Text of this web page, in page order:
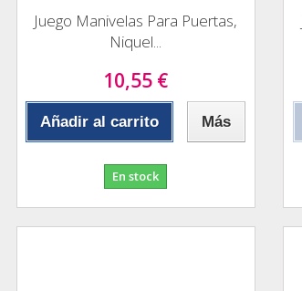
Juego Manivelas Para Puertas,
Niquel...
10,55 €
Añadir al carrito Más
En stock